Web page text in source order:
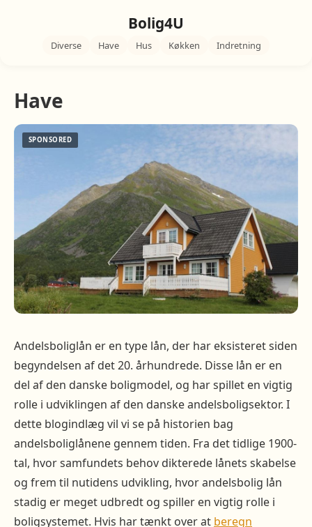
Bolig4U
Diverse Have Hus Køkken Indretning
Have
Andelsboliglån er en type lån, der har eksisteret siden
begyndelsen af det 20. århundrede. Disse lån er en
del af den danske boligmodel, og har spillet en vigtig
rolle i udviklingen af den danske andelsboligsektor. I
dette blogindlæg vil vi se på historien bag
andelsboliglånene gennem tiden. Fra det tidlige 1900-
tal, hvor samfundets behov dikterede lånets skabelse
og frem til nutidens udvikling, hvor andelsbolig lån
stadig er meget udbredt og spiller en vigtig rolle i
boligsystemet. Hvis har tænkt over at beregn